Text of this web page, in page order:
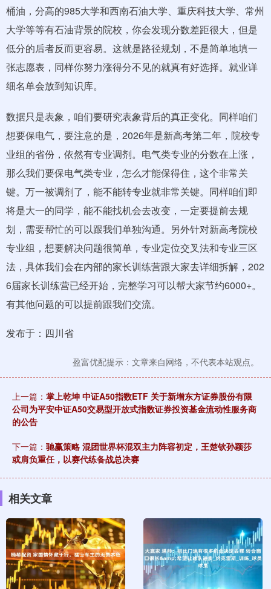
桶油，分高的985大学和西南石油大学、重庆科技大学、常州
大学等等有石油背景的院校，你会发现分数差距很大，但是
低分的后者反而更容易。这就是路径规划，不是简单地填一
张志愿表，同样你努力涨得分不见的就真有好选择。就业详
细名单会放到知识库。
数据只是表象，咱们要研究表象背后的真正变化。同样咱们
想要保电气，要注意的是，2026年是新高考第二年，院校专
业组的省份，依然有专业调剂。电气类专业的分数在上涨，
那么我们要保电气类专业，怎么才能保得住，这个非常关
键。万一被调剂了，能不能转专业就非常关键。同样咱们即
将是大一的同学，能不能找机会去改变，一定要提前去规
划，需要帮忙的可以跟我们单独沟通。另外针对新高考院校
专业组，想要解决问题很简单，专业定位交叉法和专业三区
法，具体我们会在内部的家长训练营跟大家去详细拆解，202
6届家长训练营已经开始，完整学习可以帮大家节约6000+。
有其他问题的可以提前跟我们交流。
发布于：四川省
盈富优配提示：文章来自网络，不代表本站观点。
上一篇： 掌上乾坤 中证A50指数ETF 关于新增东方证券股份有限
公司为平安中证A50交易型开放式指数证券投资基金流动性服务商
的公告
下一篇： 驰赢策略 混团世界杯混双主力阵容初定，王楚钦孙颖莎
或肩负重任，以赛代练备战总决赛
相关文章